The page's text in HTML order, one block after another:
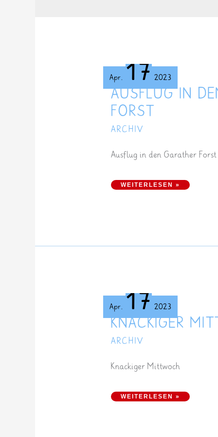
Apr. 17 2023
AUSFLUG IN
FORST
ARCHIV
Ausflug in den Garather Forst
AUSFLUG IN DEN GARATHER FORST
WEITERLESEN »
Apr. 17 2023
KNACKIGER
ARCHIV
Knackiger Mittwoch
KNACKIGER MITTWOCH
WEITERLESEN »